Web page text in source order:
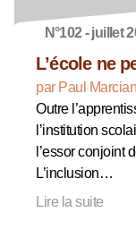
N°102 - juillet
L’école ne
par Paul
Outre
l’institution
l’essor conjoint
L’inclusion…
Lire la suite